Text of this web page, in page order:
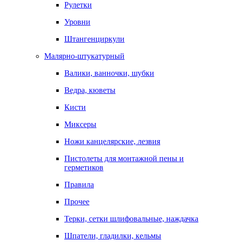
Рулетки
Уровни
Штангенциркули
Малярно-штукатурный
Валики, ванночки, шубки
Ведра, кюветы
Кисти
Миксеры
Ножи канцелярские, лезвия
Пистолеты для монтажной пены и
герметиков
Правила
Прочее
Терки, сетки шлифовальные, наждачка
Шпатели, гладилки, кельмы